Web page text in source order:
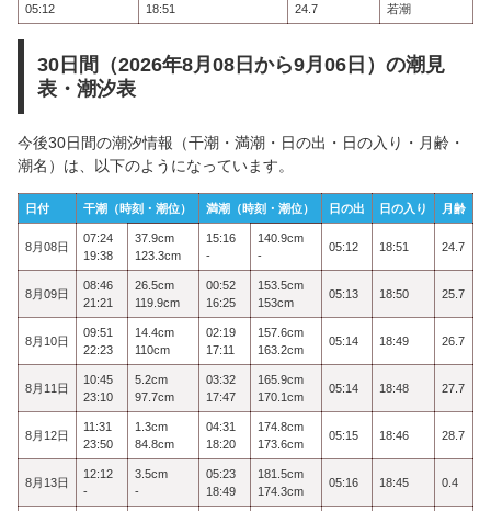
05:12 18:51 24.7 若潮
30日間（2026年8月08日から9月06日）の潮見
表・潮汐表
今後30日間の潮汐情報（干潮・満潮・日の出・日の入り・月齢・
潮名）は、以下のようになっています。
日付 干潮（時刻・潮位） 満潮（時刻・潮位） 日の出 日の入り 月齢
8月08日
07:24
19:38
37.9cm
123.3cm
15:16
-
140.9cm
-
05:12 18:51 24.7
8月09日
08:46
21:21
26.5cm
119.9cm
00:52
16:25
153.5cm
153cm
05:13 18:50 25.7
8月10日
09:51
22:23
14.4cm
110cm
02:19
17:11
157.6cm
163.2cm
05:14 18:49 26.7
8月11日
10:45
23:10
5.2cm
97.7cm
03:32
17:47
165.9cm
170.1cm
05:14 18:48 27.7
8月12日
11:31
23:50
1.3cm
84.8cm
04:31
18:20
174.8cm
173.6cm
05:15 18:46 28.7
8月13日
12:12
-
3.5cm
-
05:23
18:49
181.5cm
174.3cm
05:16 18:45 0.4